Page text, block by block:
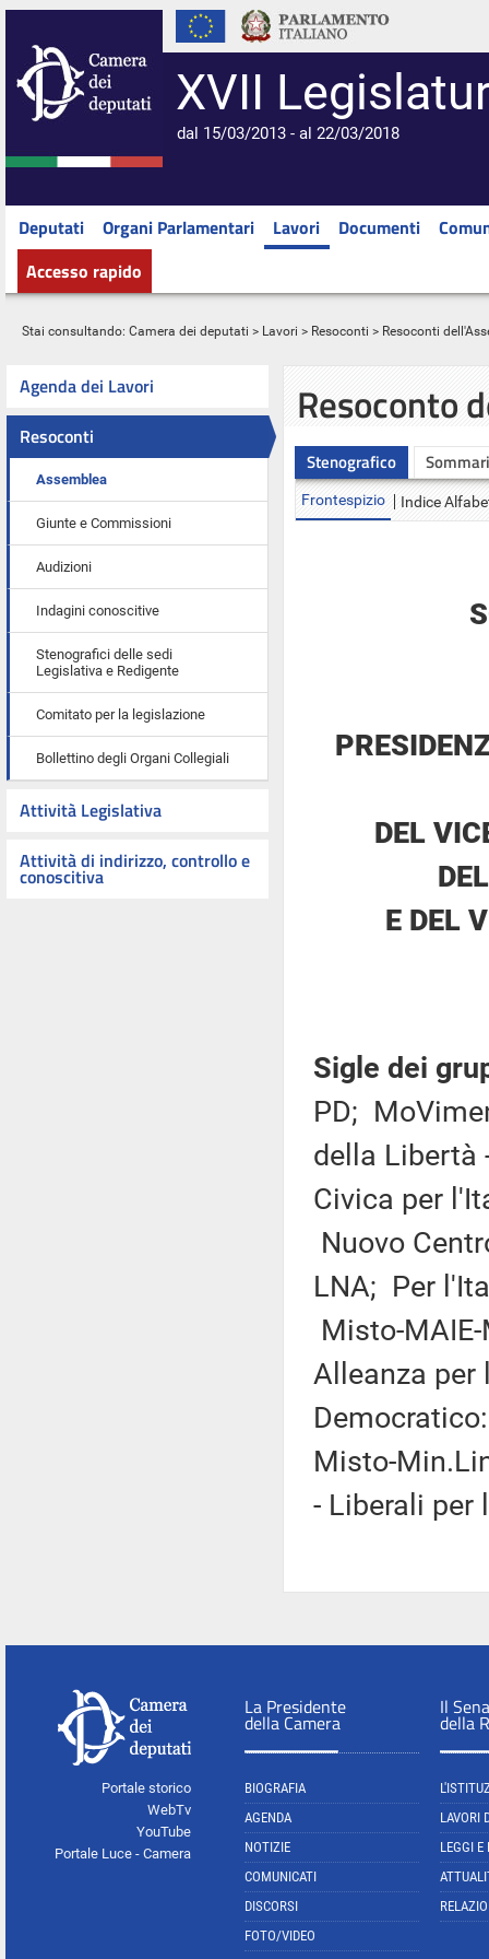
XVII
dal 15/03/2013 - al 22/03/2018
Deputati Organi Parlamentari Lavori Documenti
Accesso rapido
Stai consultando: Camera dei deputati > Lavori > Resoconti > Resoconti
Agenda dei Lavori
Resoconti
Assemblea
Giunte e Commissioni
Audizioni
Indagini conoscitive
Stenografici delle sedi
Legislativa e Redigente
Comitato per la legislazione
Bollettino degli Organi Collegiali
Attività Legislativa
Attività di indirizzo, controllo e
conoscitiva
Resoconto
Stenografico
Frontespizio Indice
DEL
E DEL
Sigle dei
PD;
della Libertà
Civica per
Nuovo
LNA; Per
Misto-
Alleanza per
Misto-
- Liberali per
Portale storico
WebTv
YouTube
Portale Luce - Camera
La Presidente
della Camera
BIOGRAFIA
AGENDA
NOTIZIE
COMUNICATI
DISCORSI
FOTO/VIDEO
Il
della
LAVORI
LEGGI E